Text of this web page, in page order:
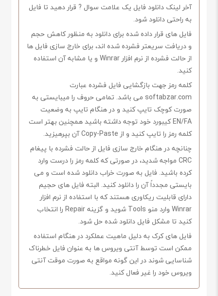
آخر لینک دانلود فایل یک علامت سوال ? قرار دهید تا فایل
به راحتی دانلود شود.
فایل های قرار داده شده برای دانلود به منظور کاهش حجم
و دریافت سریعتر فشرده شده اند، برای خارج سازی فایل ها
از حالت فشرده از نرم افزار Winrar و یا مشابه آن استفاده
کنید.
کلمه رمز جهت بازگشایی فایل فشرده عبارت
softabzar.com می باشد. تمامی حروف را میبایستی به
صورت کوچک تایپ کنید و در هنگام تایپ به وضعیت
EN/FA کیبورد خود توجه داشته باشید همچنین بهتر است
کلمه رمز را تایپ کنید و از Copy-Paste آن بپرهیزید.
چنانچه در هنگام خارج سازی فایل از حالت فشرده با پیغام
CRC مواجه شدید، در صورتی که کلمه رمز را درست وارد
کرده باشید. فایل به صورت خراب دانلود شده است و می
بایستی مجدداً آن را دانلود کنید. البته فایل های حجیم
دارای قابلیت ریکاوری هستند که با استفاده از نرم افزار
Winrar وارد منو Tools شوید و گزینه Repair را انتخاب
کنید تا مشکل فایل دانلود شده حل شود.
فایل های کرک به دلیل ماهیت عملکرد در هنگام استفاده
ممکن است توسط آنتی ویروس ها به عنوان فایل خطرناک
شناسایی شوند در این گونه مواقع به صورت موقت آنتی
ویروس خود را غیر فعال کنید.